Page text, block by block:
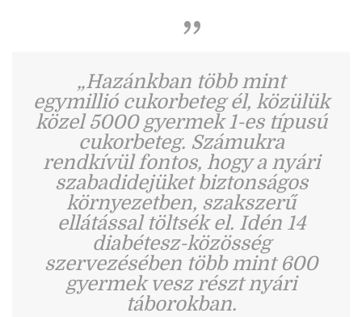
„Hazánkban több mint
egymillió cukorbeteg él, közülük
közel 5000 gyermek 1-es típusú
cukorbeteg. Számukra
rendkívül fontos, hogy a nyári
szabadidejüket biztonságos
környezetben, szakszerű
ellátással töltsék el. Idén 14
diabétesz-közösség
szervezésében több mint 600
gyermek vesz részt nyári
táborokban.